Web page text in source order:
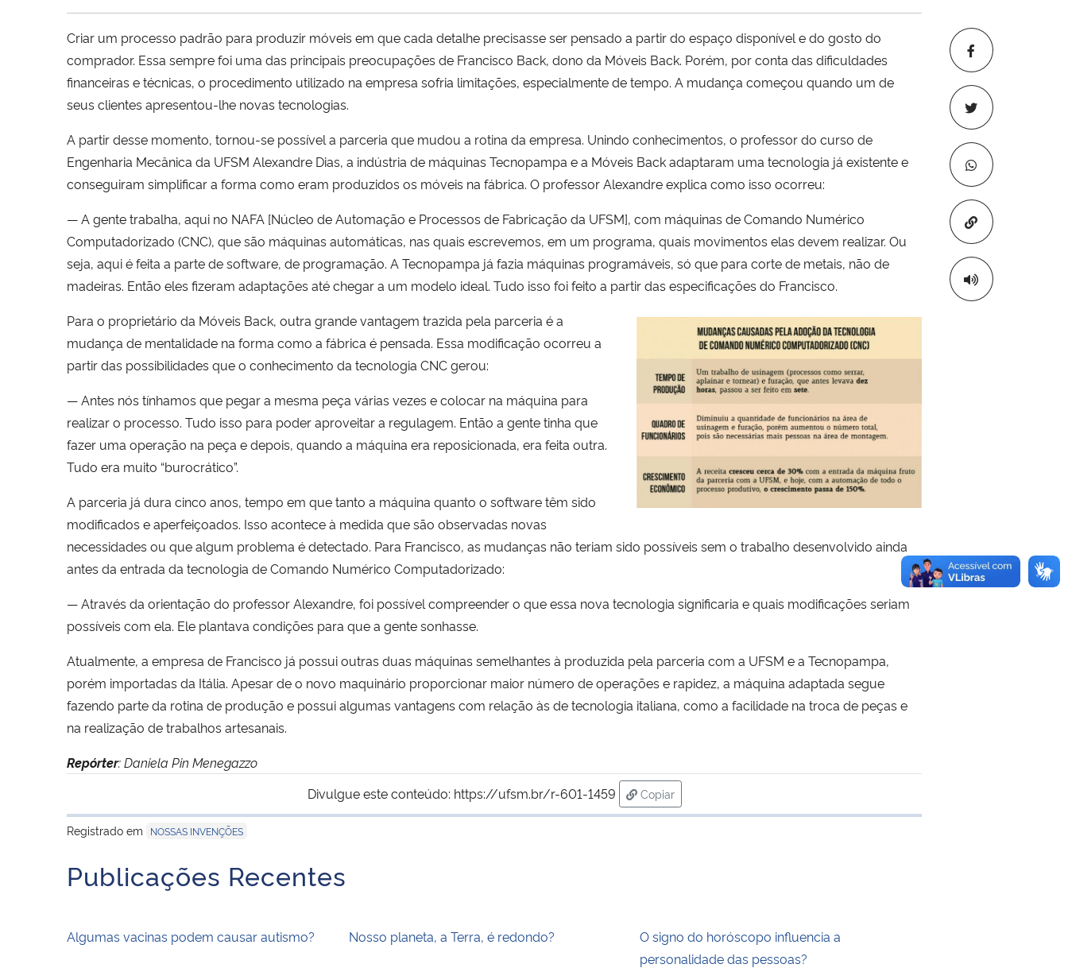
Copiar para
Criar um processo padrão para produzir móveis em que cada detalhe precisasse ser pensado a partir do espaço disponível e do gosto do
comprador. Essa sempre foi uma das principais preocupações de Francisco Back, dono da Móveis Back. Porém, por conta das dificuldades
financeiras e técnicas, o procedimento utilizado na empresa sofria limitações, especialmente de tempo. A mudança começou quando um de
seus clientes apresentou-lhe novas tecnologias.
A partir desse momento, tornou-se possível a parceria que mudou a rotina da empresa. Unindo conhecimentos, o professor do curso de
Engenharia Mecânica da UFSM Alexandre Dias, a indústria de máquinas Tecnopampa e a Móveis Back adaptaram uma tecnologia já existente e
conseguiram simplificar a forma como eram produzidos os móveis na fábrica. O professor Alexandre explica como isso ocorreu:
— A gente trabalha, aqui no NAFA [Núcleo de Automação e Processos de Fabricação da UFSM], com máquinas de Comando Numérico
Computadorizado (CNC), que são máquinas automáticas, nas quais escrevemos, em um programa, quais movimentos elas devem realizar. Ou
seja, aqui é feita a parte de software, de programação. A Tecnopampa já fazia máquinas programáveis, só que para corte de metais, não de
madeiras. Então eles fizeram adaptações até chegar a um modelo ideal. Tudo isso foi feito a partir das especificações do Francisco.
Para o proprietário da Móveis Back, outra grande vantagem trazida pela parceria é a
mudança de mentalidade na forma como a fábrica é pensada. Essa modificação ocorreu a
partir das possibilidades que o conhecimento da tecnologia CNC gerou:
— Antes nós tínhamos que pegar a mesma peça várias vezes e colocar na máquina para
realizar o processo. Tudo isso para poder aproveitar a regulagem. Então a gente tinha que
fazer uma operação na peça e depois, quando a máquina era reposicionada, era feita outra.
Tudo era muito “burocrático”.
A parceria já dura cinco anos, tempo em que tanto a máquina quanto o software têm sido
modificados e aperfeiçoados. Isso acontece à medida que são observadas novas
necessidades ou que algum problema é detectado. Para Francisco, as mudanças não teriam sido possíveis sem o trabalho desenvolvido ainda
antes da entrada da tecnologia de Comando Numérico Computadorizado:
— Através da orientação do professor Alexandre, foi possível compreender o que essa nova tecnologia significaria e quais modificações seriam
possíveis com ela. Ele plantava condições para que a gente sonhasse.
Atualmente, a empresa de Francisco já possui outras duas máquinas semelhantes à produzida pela parceria com a UFSM e a Tecnopampa,
porém importadas da Itália. Apesar de o novo maquinário proporcionar maior número de operações e rapidez, a máquina adaptada segue
fazendo parte da rotina de produção e possui algumas vantagens com relação às de tecnologia italiana, como a facilidade na troca de peças e
na realização de trabalhos artesanais.
Repórter: Daniela Pin Menegazzo
Divulgue este conteúdo: https://ufsm.br/r-601-1459
Copiar
para área de transferência
Registrado em
NOSSAS INVENÇÕES
Publicações Recentes
Algumas vacinas podem causar autismo? Nosso planeta, a Terra, é redondo?
O signo do horóscopo influencia a
personalidade das pessoas?